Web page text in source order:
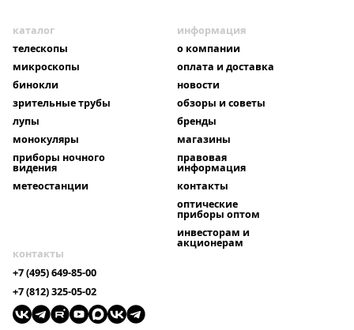
каталог
телескопы
микроскопы
бинокли
зрительные трубы
лупы
монокуляры
приборы ночного
видения
метеостанции
информация
о компании
оплата и доставка
новости
обзоры и советы
бренды
магазины
правовая
информация
контакты
оптические
приборы оптом
инвесторам и
акционерам
контакты
+7 (495) 649-85-00
+7 (812) 325-05-02